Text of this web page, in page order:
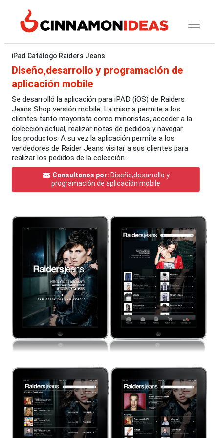
iPad Catálogo Raiders Jeans
Diseño,desarrollo y programación de
aplicación mobile
Se desarrolló la aplicación para iPAD (iOS) de Raiders
Jeans Shop versión mobile. La misma permite a los
clientes tanto mayorista como minoristas, acceder a la
colección actual, realizar notas de pedidos y navegar
los productos. A su vez la aplicación permite a los
vendedores de Raider Jeans visitar a sus clientes para
realizar los pedidos de la colección.
Consultanos por: Diseño,desarrollo y
programación de aplicación mobile